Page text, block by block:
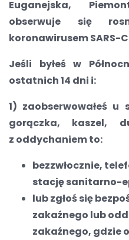
Euganejska,
obserwuje się
koronawirusem SARS-
Jeśli byłeś w
ostatnich 14 dni i:
1) zaobserwowałeś
gorączka, kaszel,
z oddychaniem to:
bezzwłocznie,
stację sanitarno-
lub zgłoś się
zakaźnego lub
zakaźnego, gdzie